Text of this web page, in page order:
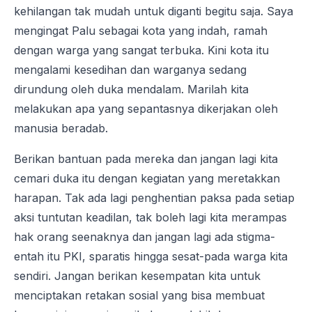
kehilangan tak mudah untuk diganti begitu saja. Saya
mengingat Palu sebagai kota yang indah, ramah
dengan warga yang sangat terbuka. Kini kota itu
mengalami kesedihan dan warganya sedang
dirundung oleh duka mendalam. Marilah kita
melakukan apa yang sepantasnya dikerjakan oleh
manusia beradab.
Berikan bantuan pada mereka dan jangan lagi kita
cemari duka itu dengan kegiatan yang meretakkan
harapan. Tak ada lagi penghentian paksa pada setiap
aksi tuntutan keadilan, tak boleh lagi kita merampas
hak orang seenaknya dan jangan lagi ada stigma-
entah itu PKI, sparatis hingga sesat-pada warga kita
sendiri. Jangan berikan kesempatan kita untuk
menciptakan retakan sosial yang bisa membuat